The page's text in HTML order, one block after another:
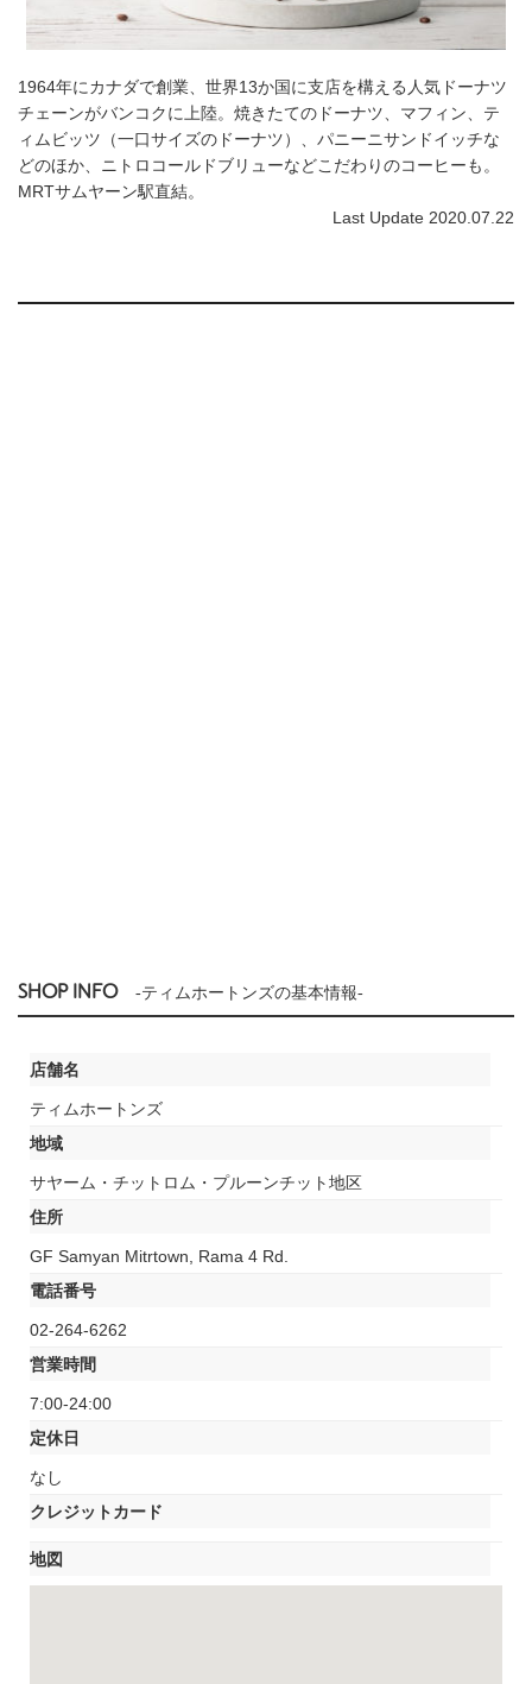
1964年にカナダで創業、世界13か国に支店を構える人気ドーナツ
チェーンがバンコクに上陸。焼きたてのドーナツ、マフィン、テ
ィムビッツ（一口サイズのドーナツ）、パニーニサンドイッチな
どのほか、ニトロコールドブリューなどこだわりのコーヒーも。
MRTサムヤーン駅直結。
Last Update 2020.07.22
SHOP INFO -ティムホートンズの基本情報-
店舗名
ティムホートンズ
地域
サヤーム・チットロム・プルーンチット地区
住所
GF Samyan Mitrtown, Rama 4 Rd.
電話番号
02-264-6262
営業時間
7:00-24:00
定休日
なし
クレジットカード
地図